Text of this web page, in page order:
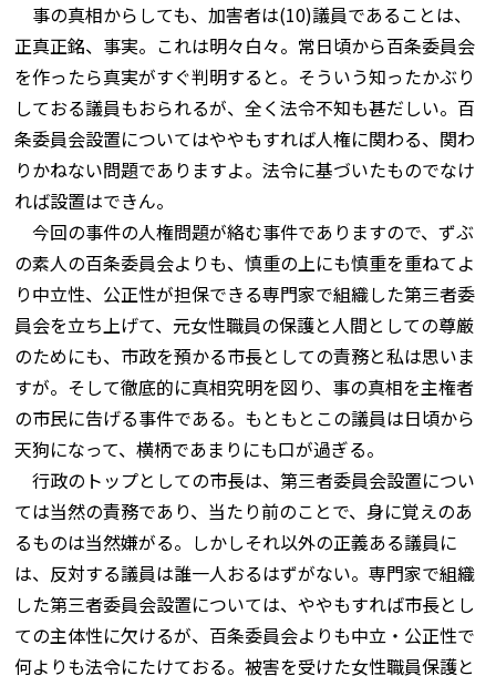
事の真相からしても、加害者は(10)議員であることは、
正真正銘、事実。これは明々白々。常日頃から百条委員会
を作ったら真実がすぐ判明すると。そういう知ったかぶり
しておる議員もおられるが、全く法令不知も甚だしい。百
条委員会設置についてはややもすれば人権に関わる、関わ
りかねない問題でありますよ。法令に基づいたものでなけ
れば設置はできん。
今回の事件の人権問題が絡む事件でありますので、ずぶ
の素人の百条委員会よりも、慎重の上にも慎重を重ねてよ
り中立性、公正性が担保できる専門家で組織した第三者委
員会を立ち上げて、元女性職員の保護と人間としての尊厳
のためにも、市政を預かる市長としての責務と私は思いま
すが。そして徹底的に真相究明を図り、事の真相を主権者
の市民に告げる事件である。もともとこの議員は日頃から
天狗になって、横柄であまりにも口が過ぎる。
行政のトップとしての市長は、第三者委員会設置につい
ては当然の責務であり、当たり前のことで、身に覚えのあ
るものは当然嫌がる。しかしそれ以外の正義ある議員に
は、反対する議員は誰一人おるはずがない。専門家で組織
した第三者委員会設置については、ややもすれば市長とし
ての主体性に欠けるが、百条委員会よりも中立・公正性で
何よりも法令にたけておる。被害を受けた女性職員保護と